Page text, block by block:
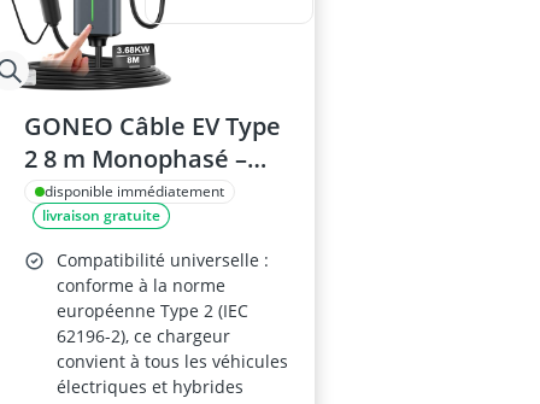
GONEO Câble EV Type
2 8 m Monophasé –
Schuko 3,68 kW,
Chargeur Portable,
Détection fuite AC 30
mA et DC 6 mA,
Surveillance
température, Réglage
6–16 A, Minuteur 0–8 h
disponible immédiatement
livraison gratuite
Compatibilité universelle :
conforme à la norme
européenne Type 2 (IEC
62196-2), ce chargeur
convient à tous les véhicules
électriques et hybrides